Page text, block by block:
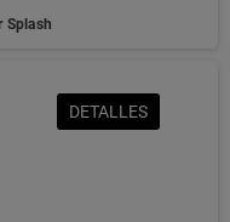
Splash
DETALLES